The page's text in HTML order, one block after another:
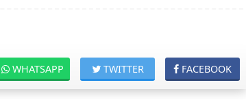
FACEBOOK
TWITTER
WHATSAPP